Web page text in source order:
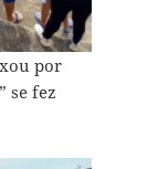
por
se fez